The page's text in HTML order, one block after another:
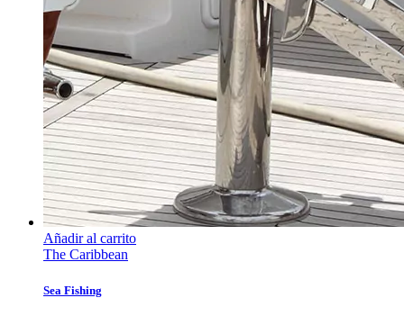
Añadir al carrito
The Caribbean
Sea Fishing